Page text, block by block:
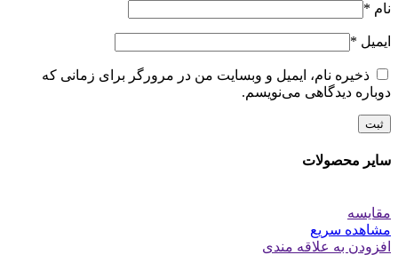
نام *
ایمیل *
ذخیره نام، ایمیل و وبسایت من در مرورگر برای زمانی که
دوباره دیدگاهی می‌نویسم.
سایر محصولات
مقایسه
مشاهده سریع
افزودن به علاقه مندی